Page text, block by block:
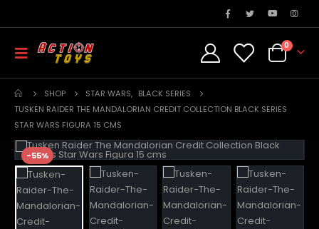
0
SHOP STAR WARS, BLACK SERIES
TUSKEN RAIDER THE MANDALORIAN CREDIT COLLECTION BLACK SERIES
STAR WARS FIGURA 15 CMS
-55%